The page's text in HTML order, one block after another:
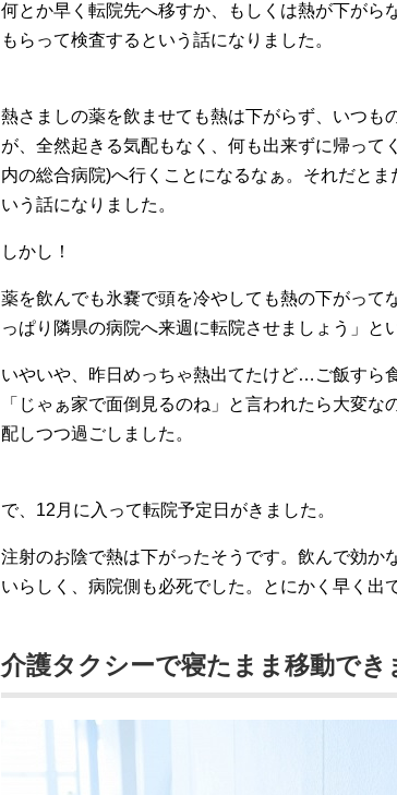
何とか早く転院先へ移すか、もしくは熱が下がら
もらって検査するという話になりました。
熱さましの薬を飲ませても熱は下がらず、いつも
が、全然起きる気配もなく、何も出来ずに帰って
内の総合病院)へ行くことになるなぁ。それだと
いう話になりました。
しかし！
薬を飲んでも氷嚢で頭を冷やしても熱の下がって
っぱり隣県の病院へ来週に転院させましょう」と
いやいや、昨日めっちゃ熱出てたけど…ご飯すら
「じゃぁ家で面倒見るのね」と言われたら大変
配しつつ過ごしました。
で、12月に入って転院予定日がきました。
注射のお陰で熱は下がったそうです。飲んで効か
いらしく、病院側も必死でした。とにかく早く出
介護タクシーで寝たまま移動で